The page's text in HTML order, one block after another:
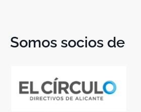
Somos socios de